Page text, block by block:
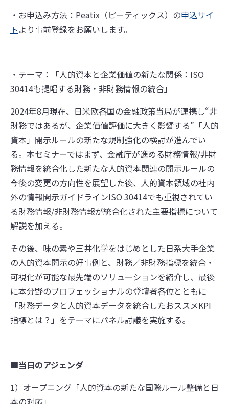
・お申込み方法：Peatix（ピーティックス）の申込サイ
トより事前登録をお願いします。
・テーマ：「人的資本と企業価値の新たな関係：ISO
30414も提唱する財務・非財務情報の統合」
2024年8月現在、日米欧各国の金融政策当局が連携し“非
財務ではあるが、企業価値評価に大きく影響する”「人的
資本」開示ルールの新たな規制強化の検討が進んでい
る。本セミナーではまず、金融庁が進める財務情報/非財
務情報を統合化した新たな人的資本関連の開示ルールの
今後の変更の方向性を展望した後、人的資本領域の社内
外の情報開示ガイドラインISO 30414でも重視されてい
る財務情報/非財務情報が統合化された主要指標について
解説を加える。
その後、味の素や三井化学をはじめとした日系大手企業
の人的資本開示の好事例と、財務／非財務指標を統合・
可視化が可能な最先端のソリューションを紹介し、最後
に本分野のプロフェッショナルの登壇者各位とともに
「財務データと人的資本データを統合したおススメKPI
指標とは？」をテーマにパネル討議を実施する。
■当日のアジェンダ
1）オープニング「人的資本の新たな国際ルール整備と日
本の対応」